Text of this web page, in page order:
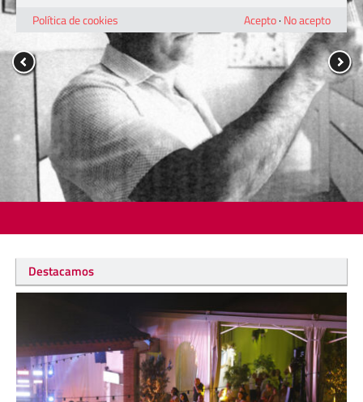
Destacamos
Política de cookies
Acepto· No acepto